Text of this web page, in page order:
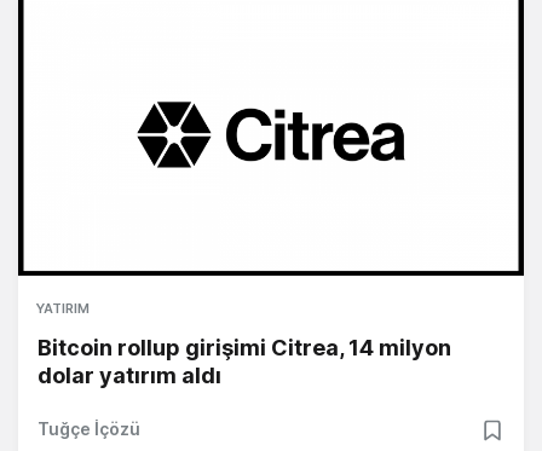
YATIRIM
Bitcoin rollup girişimi Citrea, 14 milyon
dolar yatırım aldı
Tuğçe İçözü